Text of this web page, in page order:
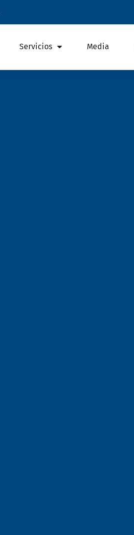
Servicios Media